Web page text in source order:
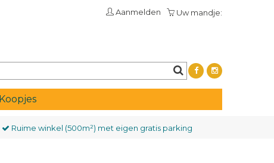
Uw mandje:
Aanmelden
Koopjes
Ruime winkel (500m²) met eigen gratis parking